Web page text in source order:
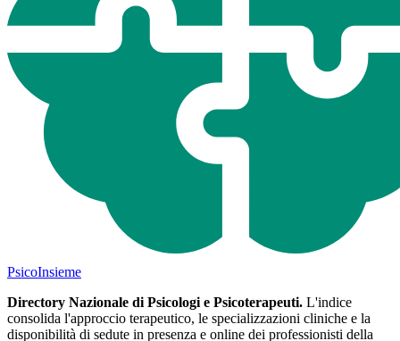
PsicoInsieme
Directory Nazionale di Psicologi e Psicoterapeuti. L'indice
consolida l'approccio terapeutico, le specializzazioni cliniche e la
disponibilità di sedute in presenza e online dei professionisti della